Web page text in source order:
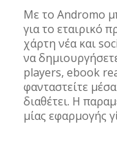
Με το Andromo
για το εταιρικό
χάρτη νέα και
να
players, ebook
φανταστείτε
διαθέτει. Η
μίας εφαρμογής